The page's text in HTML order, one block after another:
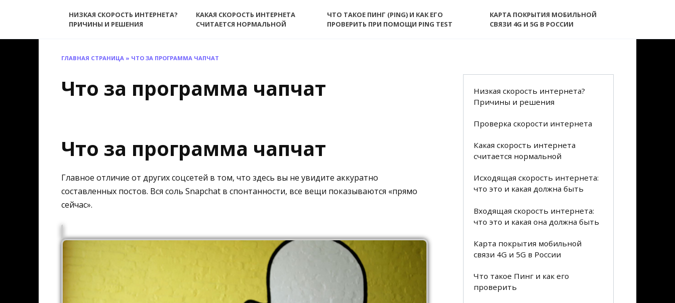
НИЗКАЯ СКОРОСТЬ ИНТЕРНЕТА?
ПРИЧИНЫ И РЕШЕНИЯ
КАКАЯ СКОРОСТЬ ИНТЕРНЕТА
СЧИТАЕТСЯ НОРМАЛЬНОЙ
ЧТО ТАКОЕ ПИНГ (PING) И КАК ЕГО
ПРОВЕРИТЬ ПРИ ПОМОЩИ PING TEST
КАРТА ПОКРЫТИЯ МОБИЛЬНОЙ
СВЯЗИ 4G И 5G В РОССИИ
ГЛАВНАЯ СТРАНИЦА » ЧТО ЗА ПРОГРАММА ЧАПЧАТ
Что за программа чапчат
Что за программа чапчат
Главное отличие от других соцсетей в том, что здесь вы не увидите аккуратно
составленных постов. Вся соль Snapchat в спонтанности, все вещи показываются «прямо
сейчас».
Низкая скорость интернета?
Причины и решения
Проверка скорости интернета
Какая скорость интернета
считается нормальной
Исходящая скорость интернета:
что это и какая должна быть
Входящая скорость интернета:
что это и какая она должна быть
Карта покрытия мобильной
связи 4G и 5G в России
Что такое Пинг и как его
проверить